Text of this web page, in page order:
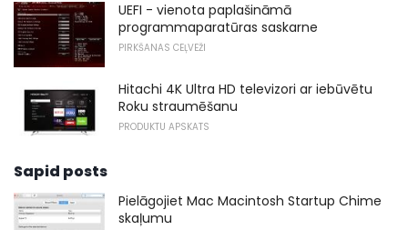
UEFI - vienota paplašināmā
programmaparatūras saskarne
PIRKŠANAS CEĻVEŽI
Hitachi 4K Ultra HD televizori ar iebūvētu
Roku straumēšanu
PRODUKTU APSKATS
Sapid posts
Pielāgojiet Mac Macintosh Startup Chime
skaļumu